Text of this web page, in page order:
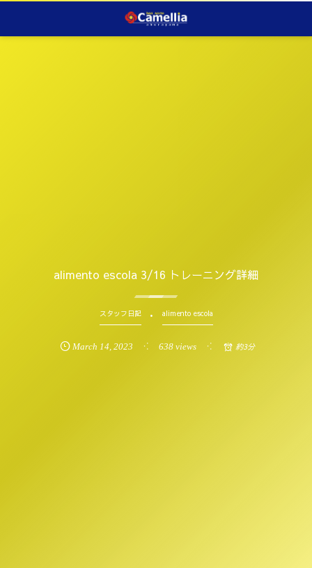
alimento escola 3/16 トレーニング詳細
スタッフ日記 alimento escola
March 14,2023 638 views 約3分